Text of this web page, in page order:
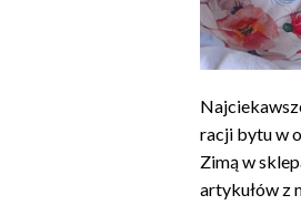
racji bytu w
Zimą w
artykułów z